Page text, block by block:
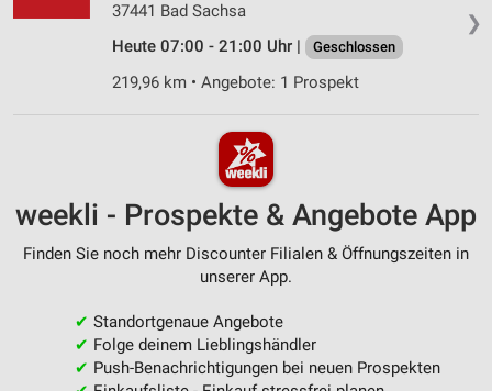
❯
37441 Bad Sachsa
Heute 07:00 - 21:00 Uhr |
Geschlossen
219,96 km • Angebote: 1 Prospekt
weekli - Prospekte & Angebote App
Finden Sie noch mehr Discounter Filialen & Öffnungszeiten in
unserer App.
✔ Standortgenaue Angebote
✔ Folge deinem Lieblingshändler
✔ Push-Benachrichtigungen bei neuen Prospekten